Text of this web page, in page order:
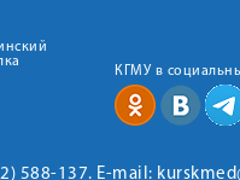
КГМУ в
588-137. E-mail: